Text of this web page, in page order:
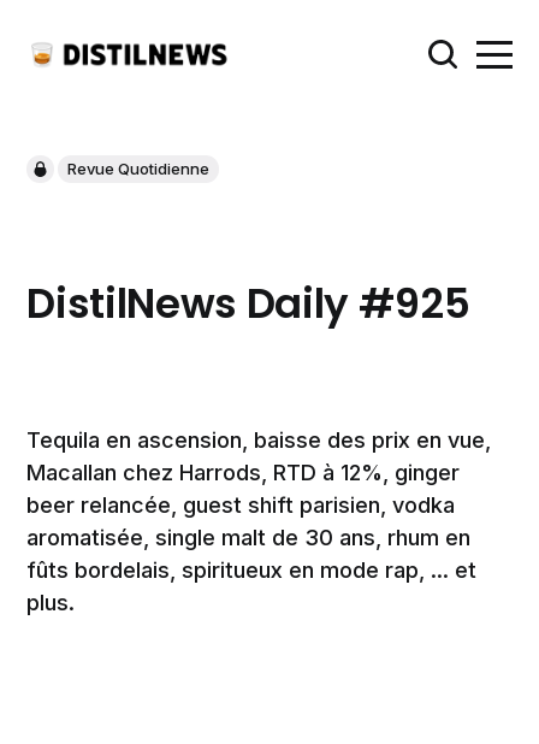
Revue Quotidienne
DistilNews Daily #925
Tequila en ascension, baisse des prix en vue,
Macallan chez Harrods, RTD à 12%, ginger
beer relancée, guest shift parisien, vodka
aromatisée, single malt de 30 ans, rhum en
fûts bordelais, spiritueux en mode rap, ... et
plus.